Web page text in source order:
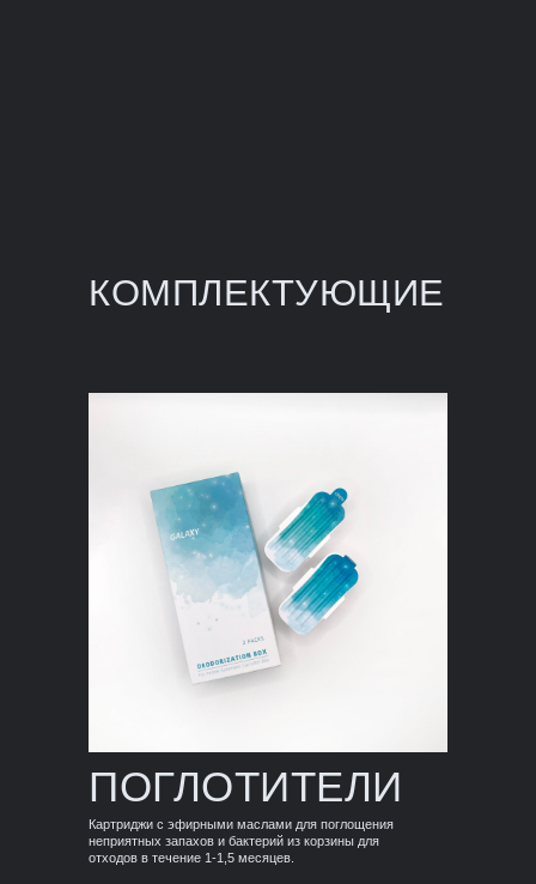
Картриджи с эфирными маслами для поглощения
неприятных запахов и бактерий из корзины для
отходов в течение 1-1,5 месяцев.
ПОГЛОТИТЕЛИ
КОМПЛЕКТУЮЩИЕ